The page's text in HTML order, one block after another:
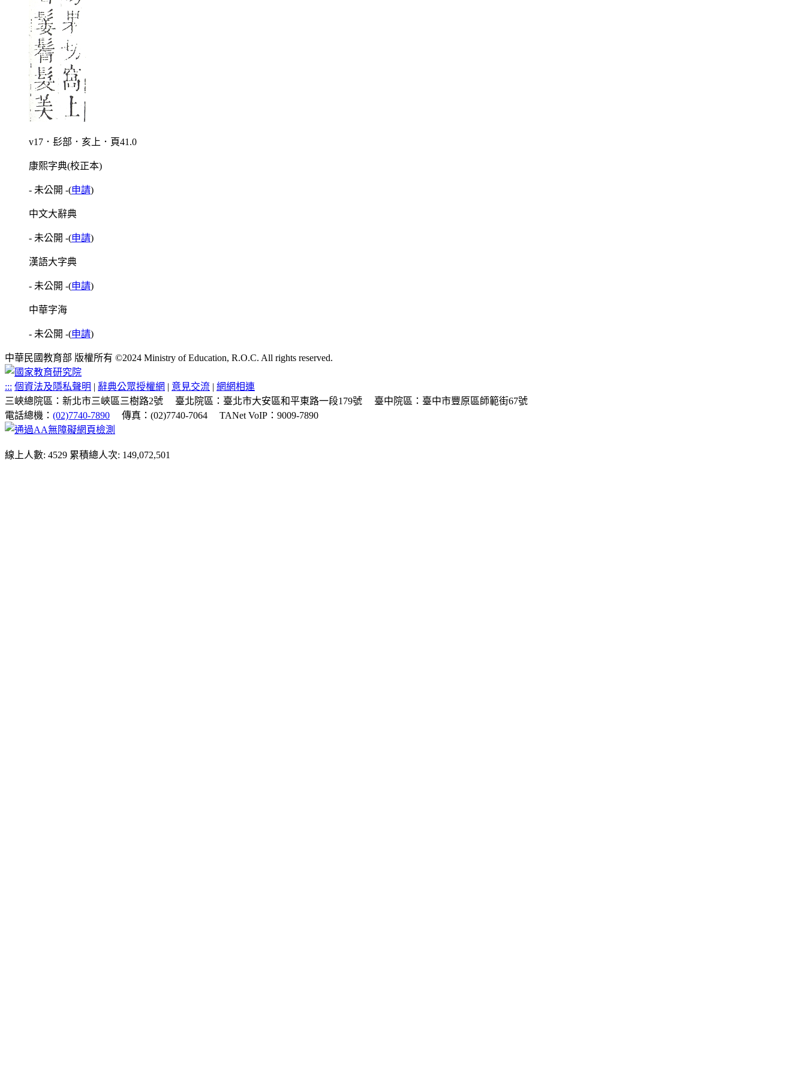
v17．髟部．亥上．頁41.0
康熙字典(校正本)
- 未公開 -(申請)
中文大辭典
- 未公開 -(申請)
漢語大字典
- 未公開 -(申請)
中華字海
- 未公開 -(申請)
中華民國教育部 版權所有 ©2024 Ministry of Education, R.O.C. All rights reserved.
::: 個資法及隱私聲明 | 辭典公眾授權網 | 意見交流 | 網網相連
三峽總院區：新北市三峽區三樹路2號
臺北院區：臺北市大安區和平東路一段179號
臺中院區：臺中市豐原區師範街67號
電話總機： (02)7740-7890 傳真：(02)7740-7064 TANet VoIP：9009-7890
線上人數: 4529 累積總人次: 149,072,501